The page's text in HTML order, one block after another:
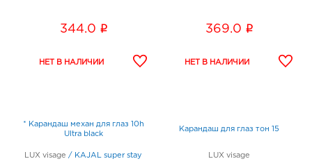
344.0 i 369.0 i
* Карандаш механ для глаз 10h
Ultra black
LUX visage / KAJAL super stay
Карандаш для глаз тон 15
LUX visage